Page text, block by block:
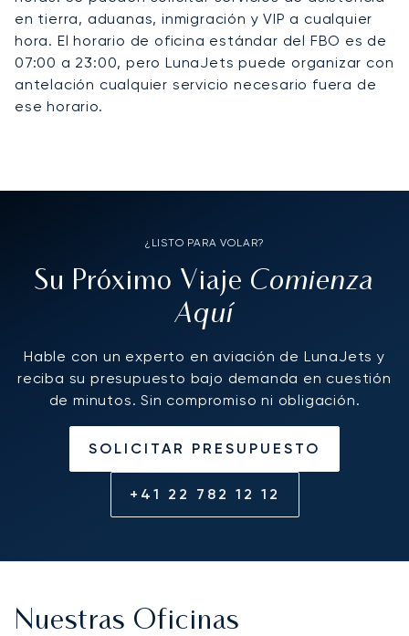
en tierra, aduanas, inmigración y VIP a cualquier
hora. El horario de oficina estándar del FBO es de
07:00 a 23:00, pero LunaJets puede organizar con
antelación cualquier servicio necesario fuera de
ese horario.
¿LISTO PARA VOLAR?
Su Próximo Viaje Comienza
Aquí
Hable con un experto en aviación de LunaJets y
reciba su presupuesto bajo demanda en cuestión
de minutos. Sin compromiso ni obligación.
SOLICITAR PRESUPUESTO
+41 22 782 12 12
Nuestras Oficinas